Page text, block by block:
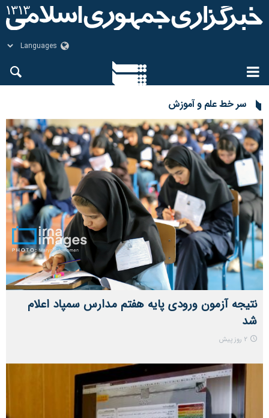
سر خط علم و آموزش
نتیجه آزمون ورودی پایه هفتم مدارس سمپاد اعلام
شد
2 روز پیش